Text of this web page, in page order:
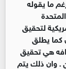
ما يقوله
لتحقيق
كما يطلق
هي تحقيق
. وان ذلك يتم